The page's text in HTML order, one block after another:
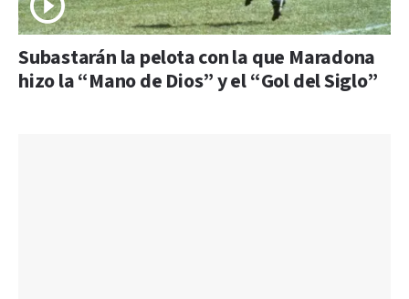
Subastarán la pelota con la que Maradona
hizo la “Mano de Dios” y el “Gol del Siglo”